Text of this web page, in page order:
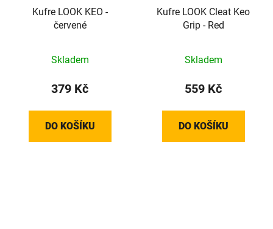
Kufre LOOK KEO -
červené
Skladem
379 Kč
DO KOŠÍKU
Kufre LOOK Cleat Keo
Grip - Red
Skladem
559 Kč
DO KOŠÍKU